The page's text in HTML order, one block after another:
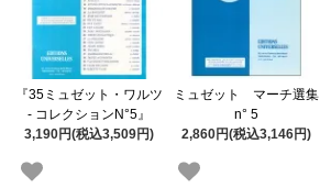
『35ミュゼット・ワルツ
- コレクションN°5』
3,190円(税込3,509円)
ミュゼット マーチ選集
n° 5
2,860円(税込3,146円)